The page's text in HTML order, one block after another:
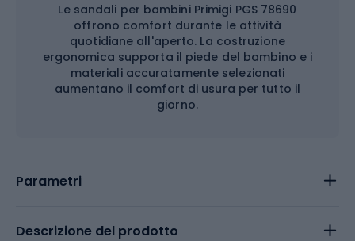
Le sandali per bambini Primigi PGS 78690
offrono comfort durante le attività
quotidiane all'aperto. La costruzione
ergonomica supporta il piede del bambino e i
materiali accuratamente selezionati
aumentano il comfort di usura per tutto il
giorno.
Parametri
Descrizione del prodotto